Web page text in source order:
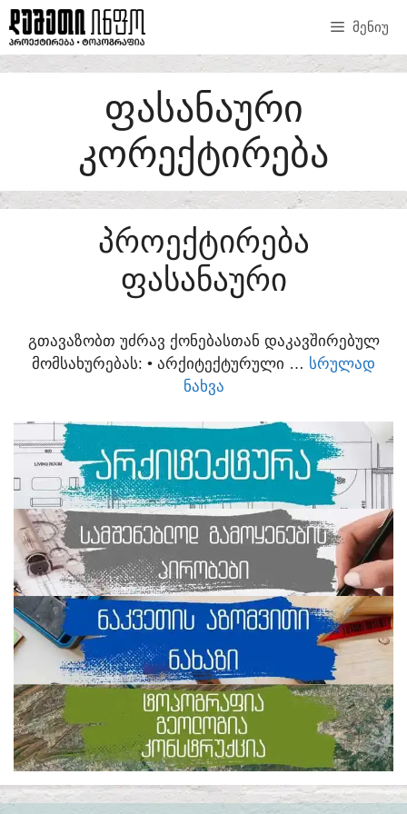
SKIP
TO
CONTENT
ᲛᲔᲜᲘᲣ
ᲤᲐᲡᲐᲜᲐᲣᲠᲘ
ᲙᲝᲠᲔᲥᲢᲘᲠᲔᲑᲐ
ᲞᲠᲝᲔᲥᲢᲘᲠᲔᲑᲐ
ᲤᲐᲡᲐᲜᲐᲣᲠᲘ
ᲒᲗᲐᲕᲐᲖᲝᲑᲗ ᲣᲫᲠᲐᲕ ᲥᲝᲜᲔᲑᲐᲡᲗᲐᲜ ᲓᲐᲙᲐᲕᲨᲘᲠᲔᲑᲣᲚ
ᲛᲝᲛᲡᲐᲮᲣᲠᲔᲑᲐᲡ:​ • ᲐᲠᲥᲘᲢᲔᲥᲢᲣᲠᲣᲚᲘ … ᲡᲠᲣᲚᲐᲓ
ᲜᲐᲮᲕᲐ